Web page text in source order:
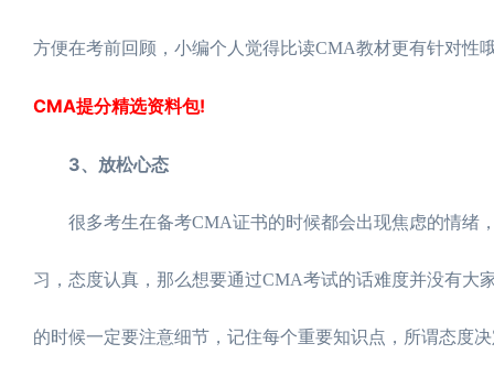
方便在考前回顾，小编个人觉得比读CMA教材更有针对性
CMA提分精选资料包!
3、放松心态
很多考生在备考CMA证书的时候都会出现焦虑的情绪
习，态度认真，那么想要通过CMA考试的话难度并没有大
的时候一定要注意细节，记住每个重要知识点，所谓态度